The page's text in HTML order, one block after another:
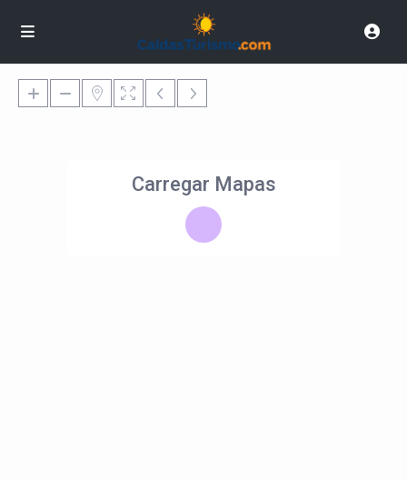
Carregar Mapas